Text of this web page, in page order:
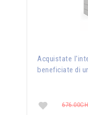
Acquistate
beneficiate di